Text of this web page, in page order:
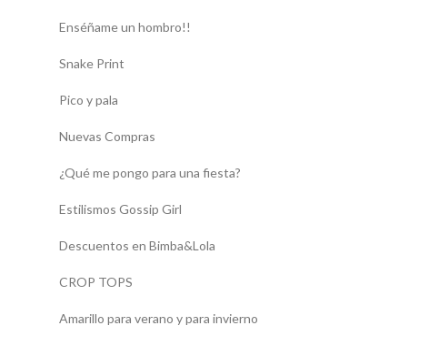
Enséñame un hombro!!
Snake Print
Pico y pala
Nuevas Compras
¿Qué me pongo para una fiesta?
Estilismos Gossip Girl
Descuentos en Bimba&Lola
CROP TOPS
Amarillo para verano y para invierno